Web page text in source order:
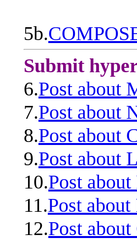
5b.
Submit
6.Post about
7.Post about
8.Post about
9.Post about
10.Post
11.Post
12.Post